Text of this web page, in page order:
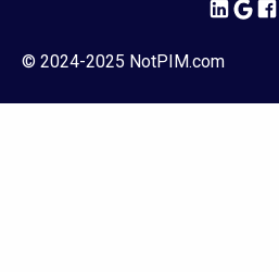
© 2024-2025 NotPIM.com